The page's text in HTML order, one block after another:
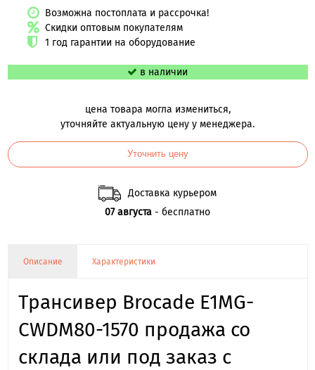
Возможна постоплата и рассрочка!
Скидки оптовым покупателям
1 год гарантии на оборудование
в наличии
цена товара могла измениться,
уточняйте актуальную цену у менеджера.
Уточнить цену
Доставка курьером
07 августа - бесплатно
Описание Характеристики
Трансивер Brocade E1MG-
CWDM80-1570 продажа со
склада или под заказ с